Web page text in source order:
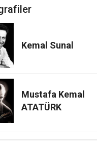
Kemal Sunal
Mustafa Kemal
ATATÜRK